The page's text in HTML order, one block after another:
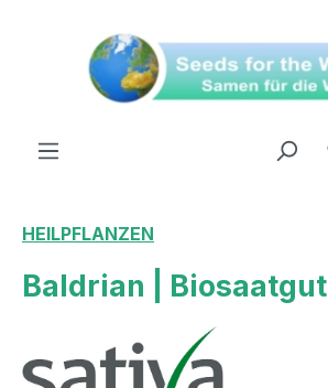
HEILPFLANZEN
Baldrian | Biosaatgut